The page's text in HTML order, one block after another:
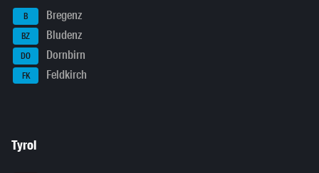
B Bregenz
BZ Bludenz
DO Dornbirn
FK Feldkirch
Tyrol